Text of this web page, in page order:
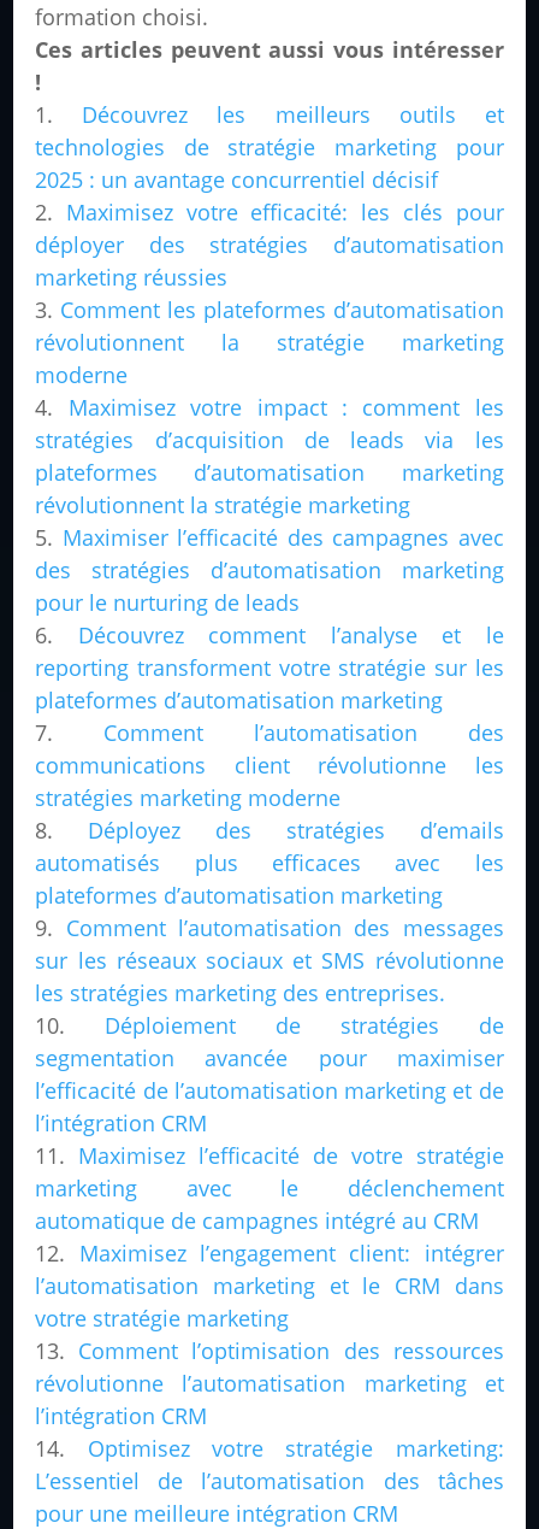
formation choisi.
Ces articles peuvent aussi vous intéresser
!
Découvrez les meilleurs outils et
technologies de stratégie marketing pour
2025 : un avantage concurrentiel décisif
Maximisez votre efficacité: les clés pour
déployer des stratégies d’automatisation
marketing réussies
Comment les plateformes d’automatisation
révolutionnent la stratégie marketing
moderne
Maximisez votre impact : comment les
stratégies d’acquisition de leads via les
plateformes d’automatisation marketing
révolutionnent la stratégie marketing
Maximiser l’efficacité des campagnes avec
des stratégies d’automatisation marketing
pour le nurturing de leads
Découvrez comment l’analyse et le
reporting transforment votre stratégie sur les
plateformes d’automatisation marketing
Comment l’automatisation des
communications client révolutionne les
stratégies marketing moderne
Déployez des stratégies d’emails
automatisés plus efficaces avec les
plateformes d’automatisation marketing
Comment l’automatisation des messages
sur les réseaux sociaux et SMS révolutionne
les stratégies marketing des entreprises.
Déploiement de stratégies de
segmentation avancée pour maximiser
l’efficacité de l’automatisation marketing et de
l’intégration CRM
Maximisez l’efficacité de votre stratégie
marketing avec le déclenchement
automatique de campagnes intégré au CRM
Maximisez l’engagement client: intégrer
l’automatisation marketing et le CRM dans
votre stratégie marketing
Comment l’optimisation des ressources
révolutionne l’automatisation marketing et
l’intégration CRM
Optimisez votre stratégie marketing:
L’essentiel de l’automatisation des tâches
pour une meilleure intégration CRM